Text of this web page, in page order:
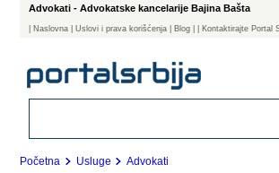
Advokati - Advokatske kancelarije Bajina Bašta
Naslovna | Uslovi i prava korišćenja Blog | Kontaktirajte Portal
Početna Usluge Advokati